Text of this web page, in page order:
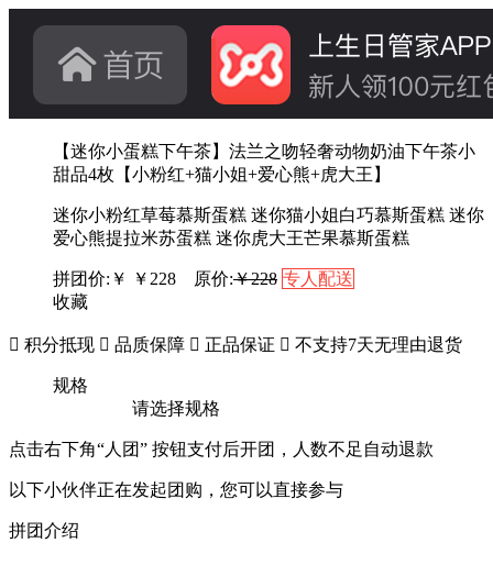
【迷你小蛋糕下午茶】法兰之吻轻奢动物奶油下午茶小
甜品4枚【小粉红+猫小姐+爱心熊+虎大王】
迷你小粉红草莓慕斯蛋糕 迷你猫小姐白巧慕斯蛋糕 迷你
爱心熊提拉米苏蛋糕 迷你虎大王芒果慕斯蛋糕
拼团价:￥ ￥ 228 原价:￥228 专人配送
收藏
 积分抵现  品质保障  正品保证  不支持7天无理由退货
规格
请选择规格
点击右下角“人团” 按钮支付后开团，人数不足自动退款
以下小伙伴正在发起团购，您可以直接参与
拼团介绍